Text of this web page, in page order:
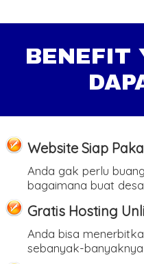
BENEFIT
Website Siap
Anda gak perlu
bagaimana buat
Gratis Hosting
Anda bisa
sebanyak-banyaknya